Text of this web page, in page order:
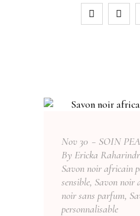
Nov 30
SOIN
By Ericka
Savon noir africain
sensible, Savon noir
noir sans parfum,
personnalisable